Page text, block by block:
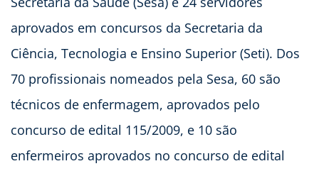
aprovados em concursos da Secretaria da
Ciência, Tecnologia e Ensino Superior (Seti). Dos
70 profissionais nomeados pela Sesa, 60 são
técnicos de enfermagem, aprovados pelo
concurso de edital 115/2009, e 10 são
enfermeiros aprovados no concurso de edital